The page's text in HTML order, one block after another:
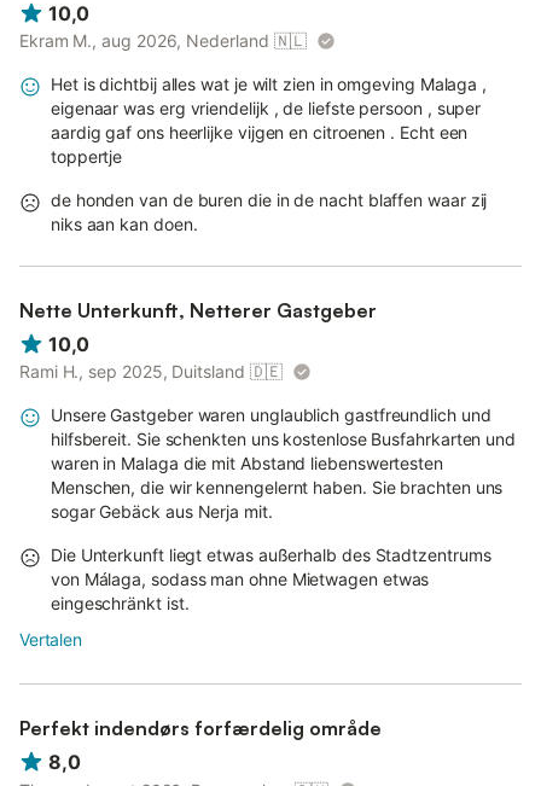
10,0
Ekram M., aug 2026, Nederland 🇳🇱
Het is dichtbij alles wat je wilt zien in omgeving Malaga ,
eigenaar was erg vriendelijk , de liefste persoon , super
aardig gaf ons heerlijke vijgen en citroenen . Echt een
toppertje
de honden van de buren die in de nacht blaffen waar zij
niks aan kan doen.
Nette Unterkunft, Netterer Gastgeber
10,0
Rami H., sep 2025, Duitsland 🇩🇪
Unsere Gastgeber waren unglaublich gastfreundlich und
hilfsbereit. Sie schenkten uns kostenlose Busfahrkarten und
waren in Malaga die mit Abstand liebenswertesten
Menschen, die wir kennengelernt haben. Sie brachten uns
sogar Gebäck aus Nerja mit.
Die Unterkunft liegt etwas außerhalb des Stadtzentrums
von Málaga, sodass man ohne Mietwagen etwas
eingeschränkt ist.
Vertalen
Perfekt indendørs forfærdelig område
8,0